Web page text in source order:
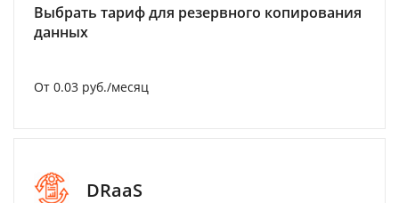
Выбрать тариф для резервного копирования
данных
От 0.03 руб./месяц
DRaaS